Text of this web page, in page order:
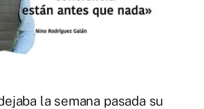
la semana pasada su